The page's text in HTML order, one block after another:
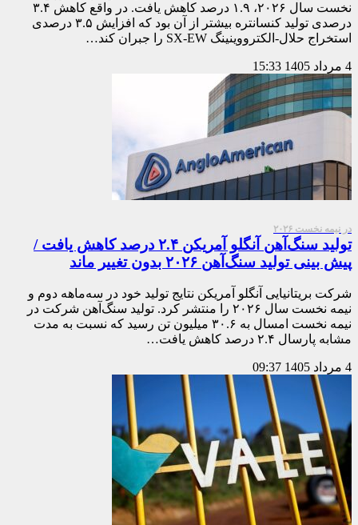
نخست سال ۲۰۲۶، ۱.۹ درصد کاهش یافت. در واقع کاهش ۳.۴
درصدی تولید کنسانتره بیشتر از آن بود که افزایش ۳.۵ درصدی
استخراج حلال-الکترووینینگ SX-EW را جبران کند…
4 مرداد 1405 15:33
در نیمه نخست ۲۰۲۶
تولید سنگ‌آهن آنگلو آمریکن ۲.۴ درصد کاهش یافت /
پیش بینی تولید سنگ‌آهن ۲۰۲۶ بدون تغییر ماند
شرکت بریتانیایی آنگلو آمریکن نتایج تولید خود در سه‌ماهه دوم و
نیمه نخست سال ۲۰۲۶ را منتشر کرد. تولید سنگ‌آهن شرکت در
نیمه نخست امسال به ۳۰.۶ میلیون تن رسید که نسبت به مدت
مشابه پارسال ۲.۴ درصد کاهش یافت…
4 مرداد 1405 09:37